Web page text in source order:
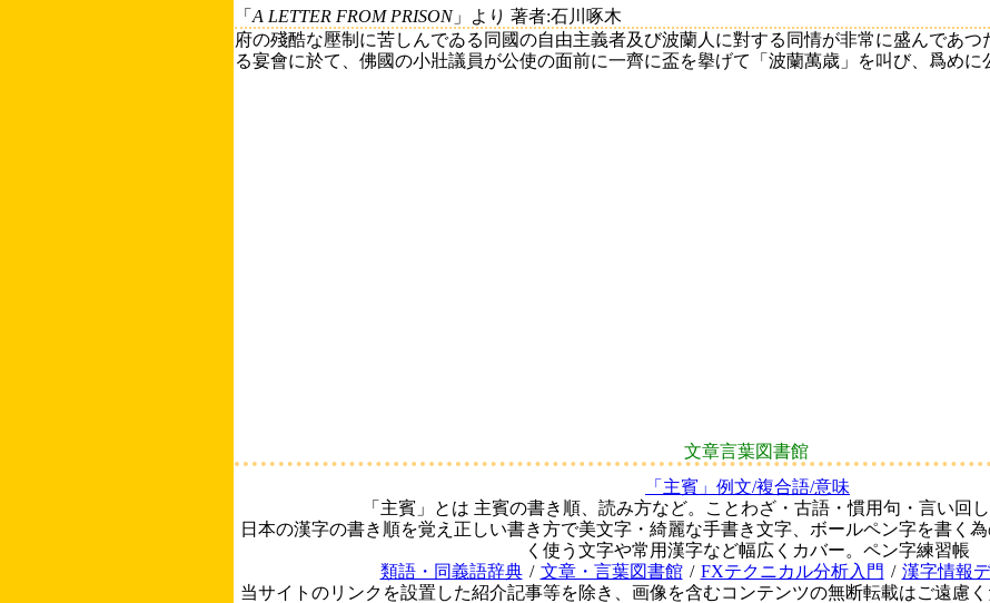
「 A LETTER FROM PRISON」より 著者:石川啄木
府の殘酷な壓制に苦しんでゐる同國の自由主義者及び波蘭人に對する同情が非常に盛んであつ
る宴會に於て、佛國の小壯議員が公使の面前に一齊に盃を擧げて「波蘭萬歳」を叫び、爲めに
文章言葉図書館
「主賓」例文/複合語/意味
「主賓」とは 主賓の書き順、読み方など。ことわざ・古語・慣用句・言い回
日本の漢字の書き順を覚え正しい書き方で美文字・綺麗な手書き文字、ボールペン字を書く
く使う文字や常用漢字など幅広くカバー。ペン字練習帳
類語・同義語辞典 / 文章・言葉図書館 / FXテクニカル分析入門 / 漢字情報
当サイトのリンクを設置した紹介記事等を除き、画像を含むコンテンツの無断転載はご遠慮